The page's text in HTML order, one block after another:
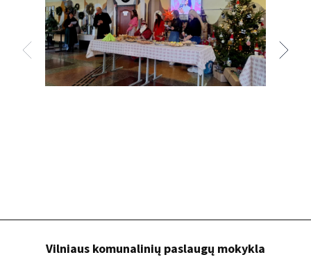
Vilniaus komunalinių paslaugų mokykla